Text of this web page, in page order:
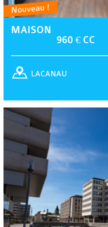
Nouveau !
MAISON
960 € CC
LACANAU